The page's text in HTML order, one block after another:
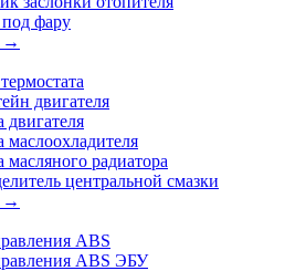
фару
→
двигателя
радиатора
центральной смазки
→
ABS
ABS ЭБУ